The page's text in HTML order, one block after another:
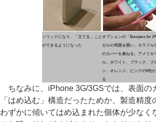
ソリッドになり、「立てる」こと
ができるようになった
オプションの「Bumpers for
ゼルの周囲を囲い、カラフル
のカバーを兼ねる。アメリカ
ル。ホワイト、ブラック、ブ
ン、オレンジ、ピンクの6色
る
ちなみに、iPhone 3G/3GSでは、表面の
「はめ込む」構造だったためか、製造精度
わずかに傾いてはめ込まれた個体が少なく